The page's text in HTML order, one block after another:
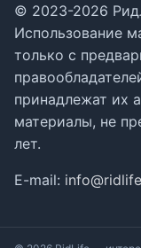
© 2023-2026
Использование
только с
принадлежат их
материалы, не
лет.
E-mail: